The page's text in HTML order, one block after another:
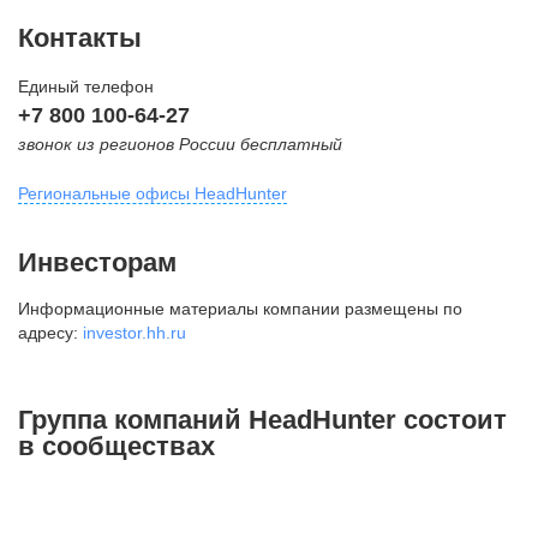
Контакты
Единый телефон
+7 800 100-64-27
звонок из регионов России бесплатный
Региональные офисы HeadHunter
внутригородская территория
Муниципальный округ Тверской,
2-я Брестская ул., д. 48,
+7 495 980-64-27
Инвесторам
Информационные материалы компании размещены по
адресу: investor.hh.ru
Группа компаний HeadHunter состоит
в сообществах